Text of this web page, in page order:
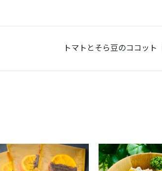
トマトとそら豆のココット